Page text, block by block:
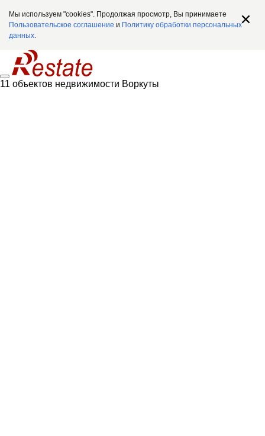
Мы используем "cookies". Продолжая просмотр, Вы принимаете
Пользовательское соглашение и Политику обработки персональных
данных.
11 объектов недвижимости Воркуты